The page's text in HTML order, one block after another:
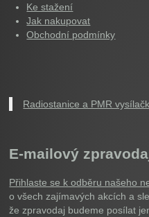
Ke stažení
Jak nakupovat
Obchodní podmínky
Radiostanice a PMR
E-mailový
Přihlaste se k odběru našeho
o všech zajímavých akcích a
že zpravodaj budeme posílat